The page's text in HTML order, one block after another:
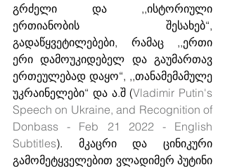
გრძელი და ,,ისტორიული
ერთიანობის შესახებ“,
გადაწყვეტილებები, რამაც ,,ერთი
ერი დამოუკიდებელ და გაუმართავ
ერთეულებად დაყო“, ,,თანამემამულე
უკრაინელები“ და ა.შ (Vladimir Putin's
Speech on Ukraine, and Recognition of
Donbass - Feb 21 2022 - English
Subtitles). მკაცრი და ცინიკური
გამომეტყველებით ვლადიმერ პუტინი